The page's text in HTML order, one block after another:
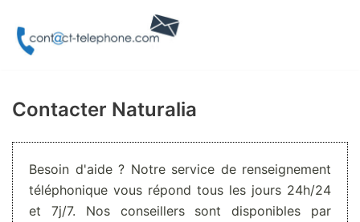
Aller
Contacter Naturalia
Besoin d'aide ? Notre service de renseignement
téléphonique vous répond tous les jours 24h/24
et 7j/7. Nos conseillers sont disponibles par